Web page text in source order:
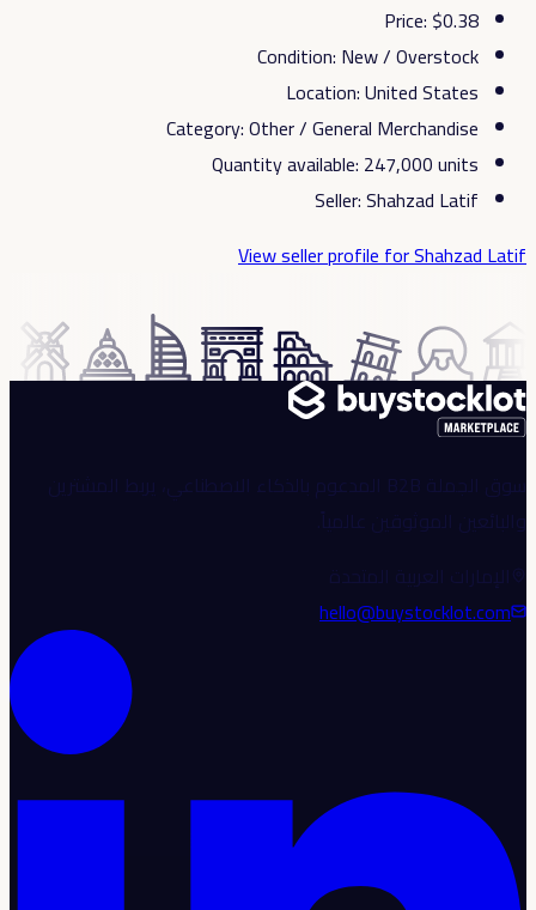
Price: $0.38
Condition: New / Overstock
Location:United States
Category:Other / General Merchandise
Quantity available: 247,000units
Seller:Shahzad Latif
View seller profilefor Shahzad Latif
سوق الجملة B2B المدعوم بالذكاء الاصطناعي، يربط المشترين
والبائعين الموثوقين عالمياً.
الإمارات العربية المتحدة
hello@buystocklot.com